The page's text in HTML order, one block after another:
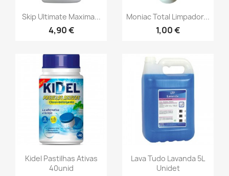
Skip Ultimate Maxima...
4,90 €
Moniac Total Limpador...
1,00 €
Kidel Pastilhas Ativas
40unid
Lava Tudo Lavanda 5L
Unidet